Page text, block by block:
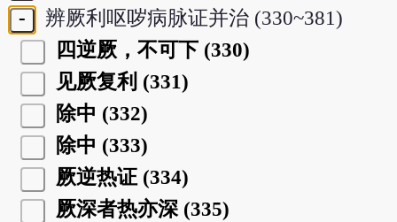
-
辨厥利呕哕病脉证并治 (330~381)
四逆厥，不可下 (330)
见厥复利 (331)
除中 (332)
除中 (333)
厥逆热证 (334)
厥深者热亦深 (335)